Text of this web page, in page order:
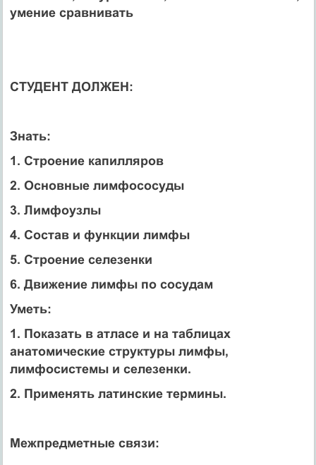
умение сравнивать
СТУДЕНТ ДОЛЖЕН:
Знать:
1. Строение капилляров
2. Основные лимфососуды
3. Лимфоузлы
4. Состав и функции лимфы
5. Строение селезенки
6. Движение лимфы по сосудам
Уметь:
1. Показать в атласе и на таблицах
анатомические структуры лимфы,
лимфосистемы и селезенки.
2. Применять латинские термины.
Межпредметные связи: